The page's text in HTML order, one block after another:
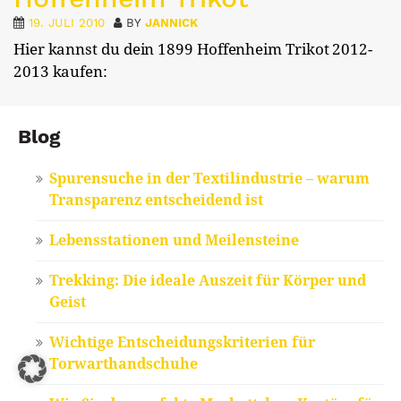
19. JULI 2010 BY JANNICK
Hier kannst du dein 1899 Hoffenheim Trikot 2012-
2013 kaufen:
Blog
Spurensuche in der Textilindustrie – warum
Transparenz entscheidend ist
Lebensstationen und Meilensteine
Trekking: Die ideale Auszeit für Körper und
Geist
Wichtige Entscheidungskriterien für
Torwarthandschuhe